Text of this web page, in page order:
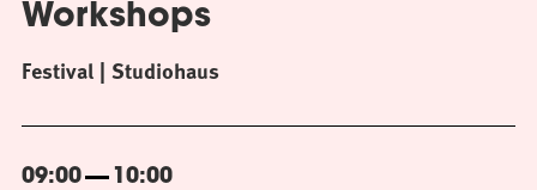
Workshops
Festival Studiohaus
09:00 10:00